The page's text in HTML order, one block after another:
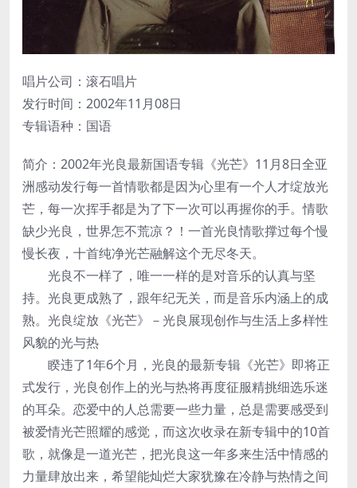
唱片公司：滚石唱片
发行时间：2002年11月08日
专辑语种：国语
简介：2002年光良最新国语专辑《光芒》11月8日全亚
洲感动发行每一首情歌都是因为心里有一个人才绽放光
芒，每一次挥手都是为了下一次可以再握你的手。情歌
缺少光良，世界怎不荒凉？！一首光良情歌撑过每个慢
慢长夜，十首纯净光芒融解这个无尽冬天。
光良不一样了，唯一一样的是对音乐的认真与坚
持。光良更成熟了，跟年纪无关，而是音乐内涵上的成
熟。光良绽放《光芒》－光良展现创作与生活上多样性
风貌的光与热
睽违了1年6个月，光良的最新专辑《光芒》即将正
式发行，光良创作上的光与热将再度征服精挑细选乐迷
的耳朵。恋爱中的人总需要一些力量，总是需要感受到
被爱情光芒照耀的感觉，而这次收录在新专辑中的10首
歌，就像是一道光芒，把光良这一年多来生活中情感的
力量肆放出来，希望能灿烂大家犹豫在冷静与热情之间